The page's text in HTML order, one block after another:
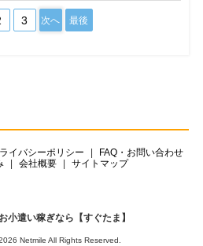
3 次へ 最後
イバシーポリシー
FAQ・お問い合わせ
会社概要 サイトマップ
小遣い稼ぎなら【すぐたま】
Netmile All Rights Reserved.